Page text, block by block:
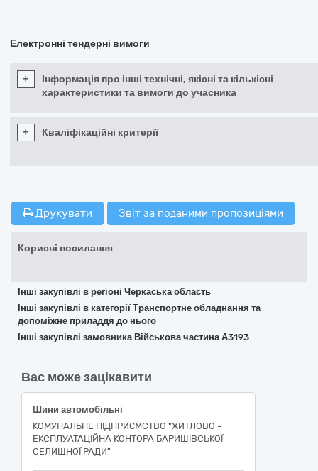
Електронні тендерні вимоги
+
Інформація про інші технічні, якісні та кількісні
характеристики та вимоги до учасника
+ Кваліфікаційні критерії
Друкувати Звіт за поданими пропозиціями
Корисні посилання
Інші закупівлі в регіоні Черкаська область
Інші закупівлі в категорії Транспортне обладнання та
допоміжне приладдя до нього
Інші закупівлі замовника Військова частина А3193
Вас може зацікавити
Шини автомобільні
КОМУНАЛЬНЕ ПІДПРИЄМСТВО "ЖИТЛОВО -
ЕКСПЛУАТАЦІЙНА КОНТОРА БАРИШІВСЬКОЇ
СЕЛИЩНОЇ РАДИ"